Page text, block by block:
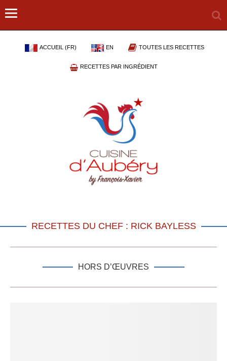
ACCUEIL (FR) EN TOUTES LES RECETTES
RECETTES PAR INGRÉDIENT
RECETTES DU CHEF : RICK BAYLESS
HORS D’ŒUVRES